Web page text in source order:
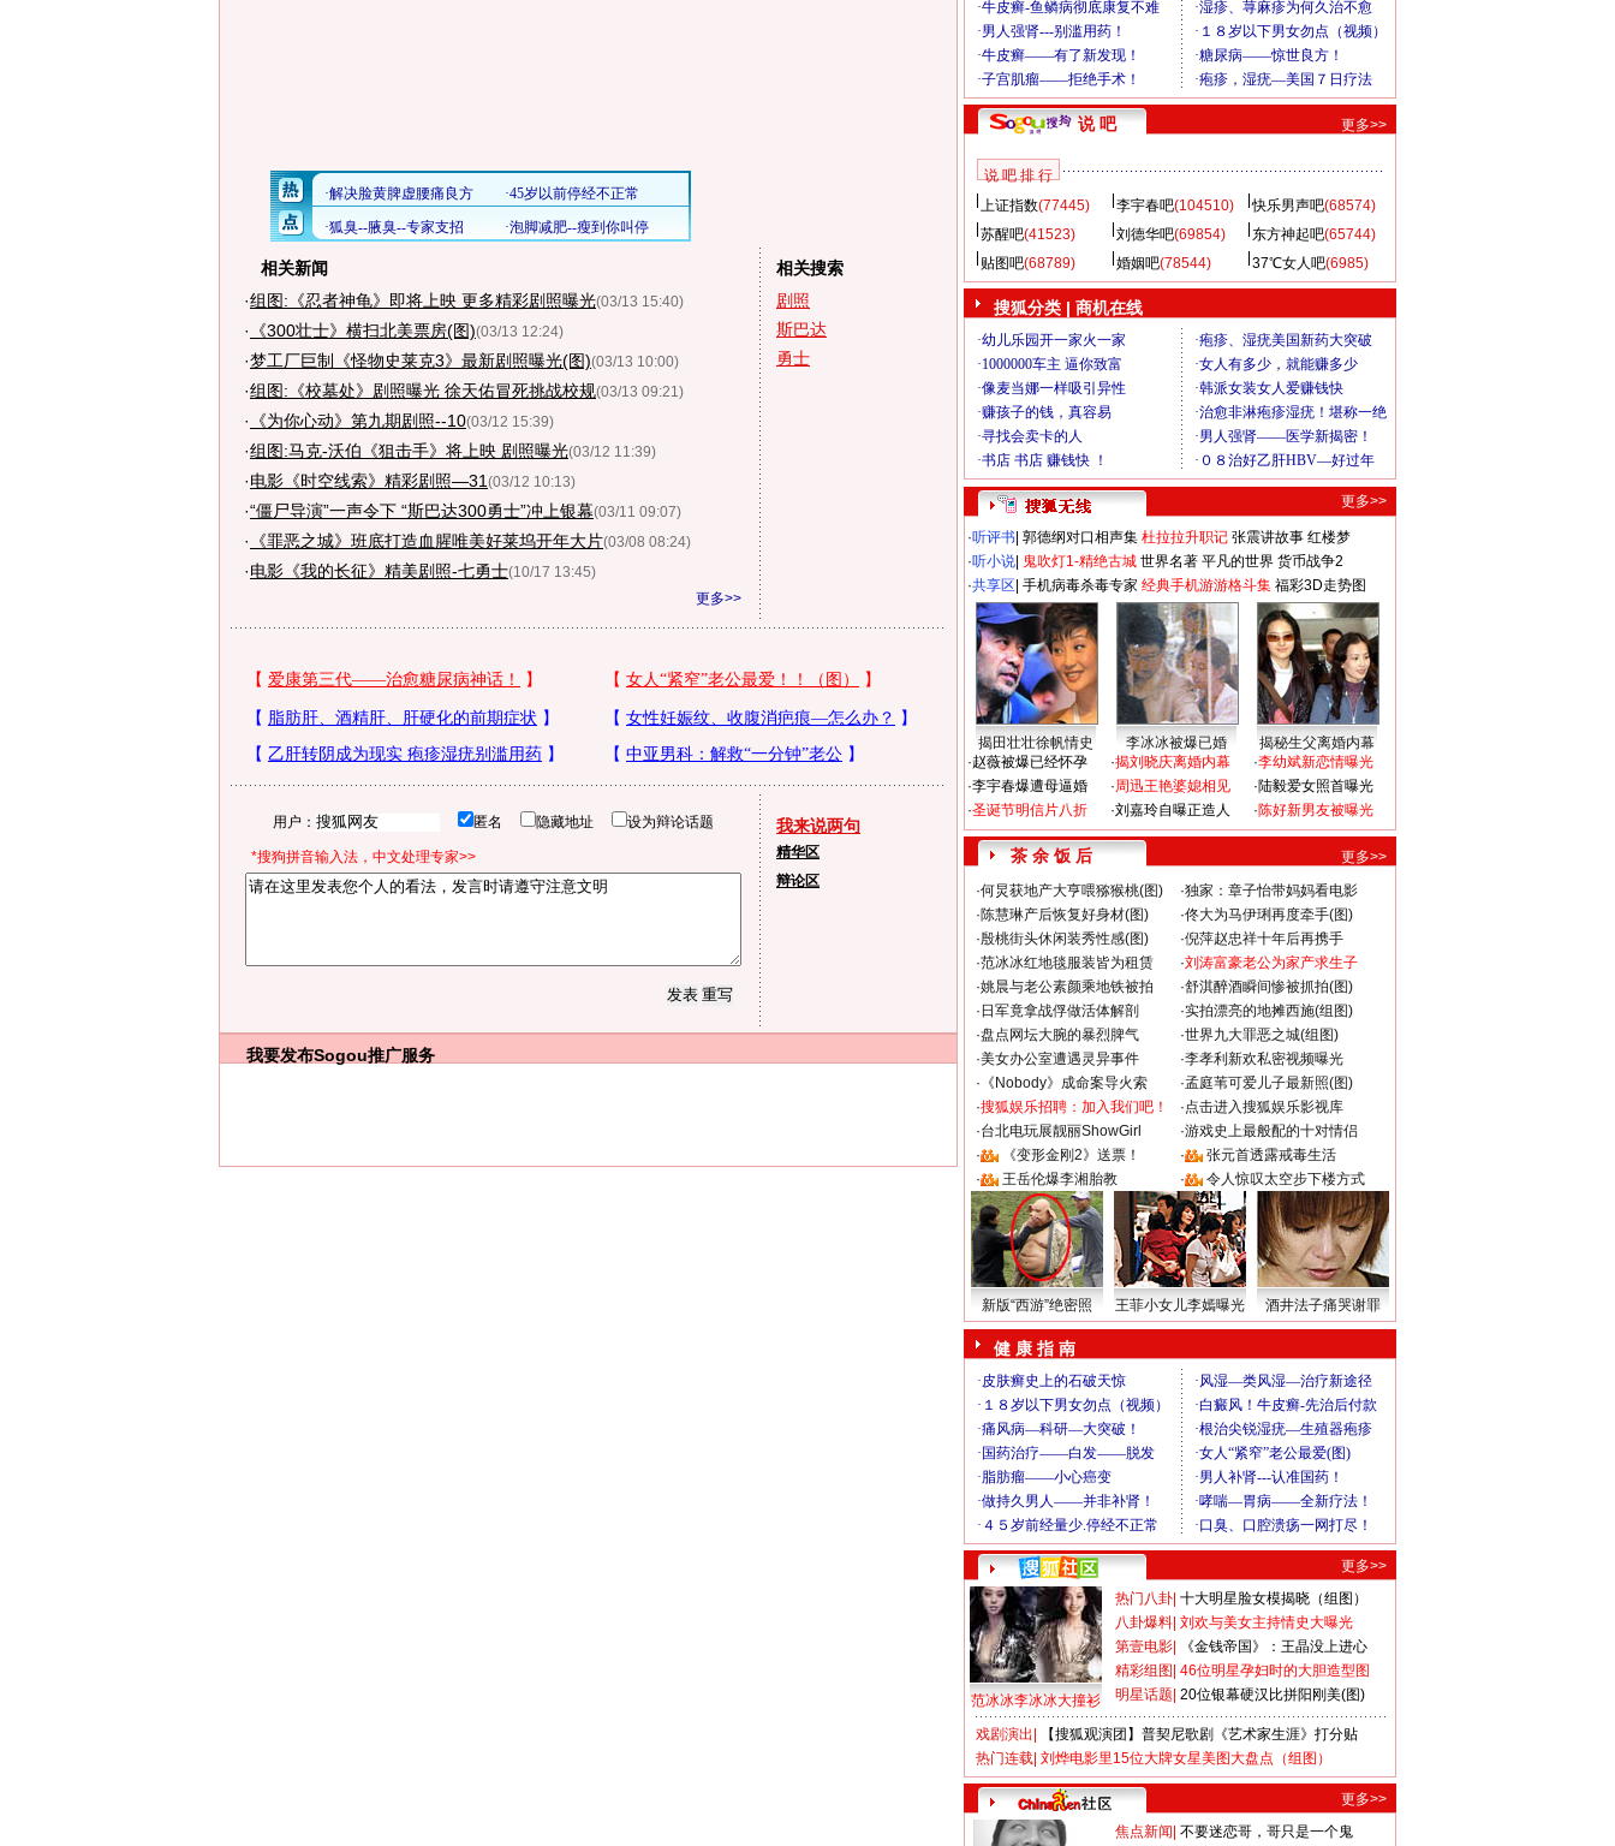
相关新闻
·组图:《忍者神龟》即将上映 更多精彩剧照曝光(03/13 15:40)
· 《300壮士》横扫北美票房(图)(03/13 12:24)
·梦工厂巨制《怪物史莱克3》最新剧照曝光(图)(03/13 10:00)
·组图:《校墓处》剧照曝光 徐天佑冒死挑战校规(03/13 09:21)
· 《为你心动》第九期剧照--10(03/12 15:39)
·组图:马克-沃伯《狙击手》将上映 剧照曝光(03/12 11:39)
·电影《时空线索》精彩剧照—31 (03/12 10:13)
·“僵尸导演”一声令下 “斯巴达300勇士”冲上银幕(03/11 09:07)
· 《罪恶之城》班底打造血腥唯美好莱坞开年大片(03/08 08:24)
·电影《我的长征》精美剧照-七勇士(10/17 13:45)
更多>>
相关搜索
剧照
斯巴达
勇士
用户： 匿名 隐藏地址 设为辩论话题
*搜狗拼音输入法，中文处理专家>>
我来说两句
精华区
辩论区
我要发布Sogou推广服务
说 吧 更多>>
说 吧 排 行
上证指数(77445) 李宇春吧(104510) 快乐男声吧(68574)
苏醒吧(41523) 刘德华吧(69854) 东方神起吧(65744)
贴图吧(68789) 婚姻吧(78544) 37℃女人吧(6985)
搜狐分类 | 商机在线
更多>>
·听评书 郭德纲对口相声集 杜拉拉升职记 张震讲故事 红楼梦
·听小说 鬼吹灯1-精绝古城 世界名著 平凡的世界 货币战争2
·共享区 手机病毒杀毒专家 经典手机游游格斗集 福彩3D走势图
揭田壮壮徐帆情史 李冰冰被爆已婚
揭秘生父离婚内幕
·赵薇被爆已经怀孕
·李宇春爆遭母逼婚
·圣诞节明信片八折
·揭刘晓庆离婚内幕
·周迅王艳婆媳相见
·刘嘉玲自曝正造人
·李幼斌新恋情曝光
·陆毅爱女照首曝光
·陈好新男友被曝光
茶 余 饭 后
更多>>
·何炅获地产大亨喂猕猴桃(图) ·独家：章子怡带妈妈看电影
·陈慧琳产后恢复好身材(图) ·佟大为马伊琍再度牵手(图)
·殷桃街头休闲装秀性感(图) ·倪萍赵忠祥十年后再携手
·范冰冰红地毯服装皆为租赁 ·刘涛富豪老公为家产求生子
·姚晨与老公素颜乘地铁被拍 ·舒淇醉酒瞬间惨被抓拍(图)
· 日军竟拿战俘做活体解剖 ·实拍漂亮的地摊西施(组图)
·盘点网坛大腕的暴烈脾气 ·世界九大罪恶之城(组图)
·美女办公室遭遇灵异事件 ·李孝利新欢私密视频曝光
· 《Nobody》成命案导火索 ·孟庭苇可爱儿子最新照(图)
·搜狐娱乐招聘：加入我们吧！ ·点击进入搜狐娱乐影视库
·台北电玩展靓丽ShowGirl ·游戏史上最般配的十对情侣
·
《变形金刚2》送票！ ·
张元首透露戒毒生活
·
王岳伦爆李湘胎教 · 令人惊叹太空步下楼方式
新版“西游”绝密照 王菲小女儿李嫣曝光 酒井法子痛哭谢罪
健 康 指 南
更多>>
范冰冰李冰冰大撞衫
热门八卦 十大明星脸女模揭晓（组图）
八卦爆料 刘欢与美女主持情史大曝光
第壹电影
《金钱帝国》：王晶没上进心
精彩组图 46位明星孕妇时的大胆造型图
明星话题 20位银幕硬汉比拼阳刚美(图)
戏剧演出
【搜狐观演团】普契尼歌剧《艺术家生涯》打分贴
热门连载 刘烨电影里15位大牌女星美图大盘点（组图）
更多>>
焦点新闻 不要迷恋哥，哥只是一个鬼